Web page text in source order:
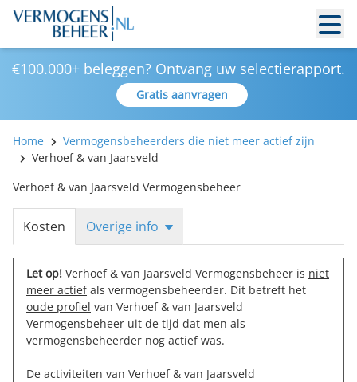
€100.000+ beleggen? Ontvang uw selectierapport.
Gratis aanvragen
Home
Vermogensbeheerders die niet meer actief zijn
Verhoef & van Jaarsveld
Verhoef & van Jaarsveld Vermogensbeheer
Kosten Overige info
Let op! Verhoef & van Jaarsveld Vermogensbeheer is niet
meer actiefals vermogensbeheerder. Dit betreft het
oude profiel van Verhoef & van Jaarsveld
Vermogensbeheer uit de tijd dat men als
vermogensbeheerder nog actief was.
De activiteiten van Verhoef & van Jaarsveld